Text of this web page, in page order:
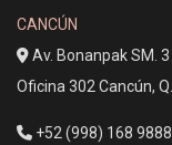
CANCÚN
Av. Bonanpak SM.
Oficina 302 Cancún,
+52 (998) 168 9888